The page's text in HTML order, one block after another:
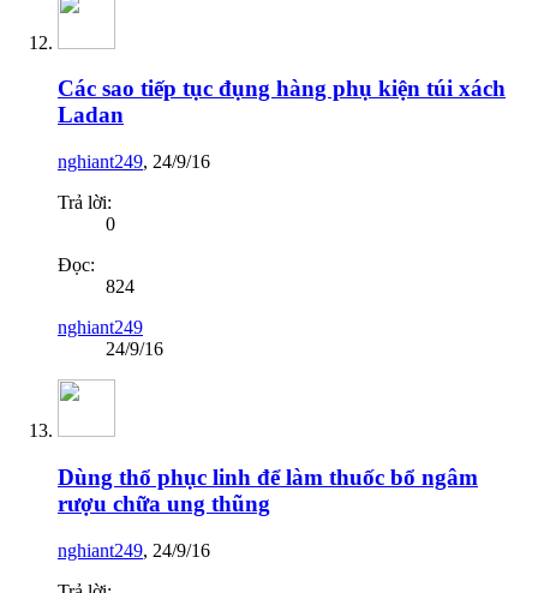
Các sao tiếp tục đụng hàng phụ kiện túi xách
Ladan
nghiant249, 24/9/16
Trả lời:
0
Đọc:
824
nghiant249
24/9/16
Dùng thổ phục linh để làm thuốc bổ ngâm
rượu chữa ung thũng
nghiant249, 24/9/16